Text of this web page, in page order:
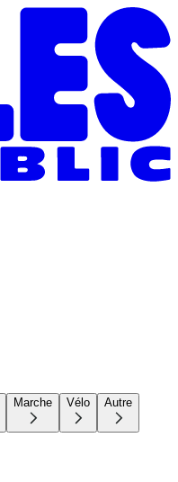
Marche Vélo Autre